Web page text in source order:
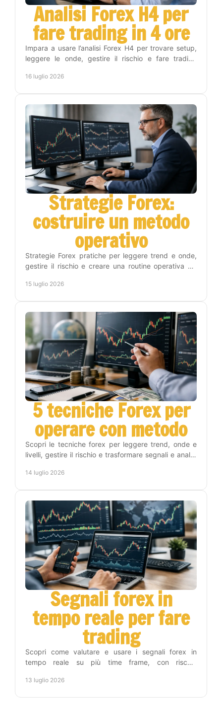
Analisi Forex H4 per
fare trading in 4 ore
Impara a usare l’analisi Forex H4 per trovare setup,
leggere le onde, gestire il rischio e fare trading
16 luglio 2026
Strategie Forex:
costruire un metodo
operativo
Strategie Forex pratiche per leggere trend e onde,
gestire il rischio e creare una routine operativa sui
15 luglio 2026
5 tecniche Forex per
operare con metodo
Scopri le tecniche forex per leggere trend, onde e
livelli, gestire il rischio e trasformare segnali e analisi
14 luglio 2026
Segnali forex in
tempo reale per fare
trading
Scopri come valutare e usare i segnali forex in
tempo reale su più time frame, con rischio
lavora.
13 luglio 2026